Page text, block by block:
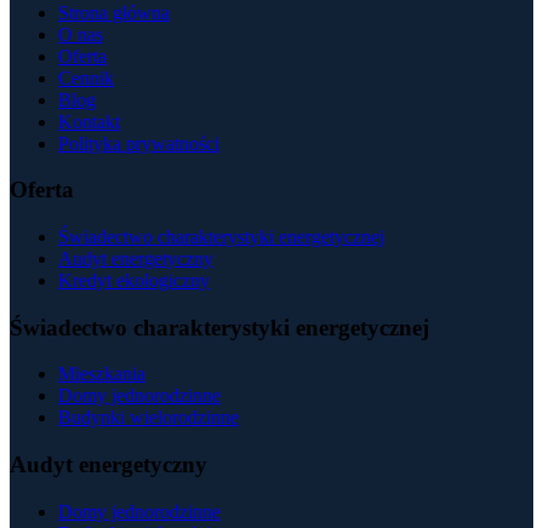
Strona główna
O nas
Oferta
Cennik
Blog
Kontakt
Polityka prywatności
Oferta
Świadectwo charakterystyki energetycznej
Audyt energetyczny
Kredyt ekologiczny
Świadectwo charakterystyki energetycznej
Mieszkania
Domy jednorodzinne
Budynki wielorodzinne
Audyt energetyczny
Domy jednorodzinne